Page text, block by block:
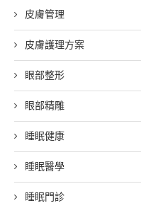
皮膚管理
皮膚護理方案
眼部整形
眼部精雕
睡眠健康
睡眠醫學
睡眠門診